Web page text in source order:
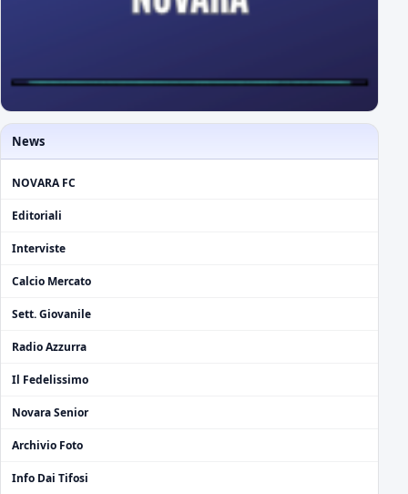
News
NOVARA FC
Editoriali
Interviste
Calcio Mercato
Sett. Giovanile
Radio Azzurra
Il Fedelissimo
Novara Senior
Archivio Foto
Info Dai Tifosi